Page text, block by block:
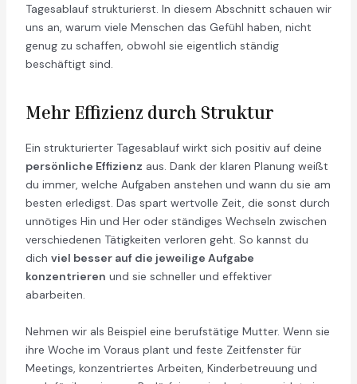
Tagesablauf strukturierst. In diesem Abschnitt schauen wir
uns an, warum viele Menschen das Gefühl haben, nicht
genug zu schaffen, obwohl sie eigentlich ständig
beschäftigt sind.
Mehr Effizienz durch Struktur
Ein strukturierter Tagesablauf wirkt sich positiv auf deine
persönliche Effizienz aus. Dank der klaren Planung weißt
du immer, welche Aufgaben anstehen und wann du sie am
besten erledigst. Das spart wertvolle Zeit, die sonst durch
unnötiges Hin und Her oder ständiges Wechseln zwischen
verschiedenen Tätigkeiten verloren geht. So kannst du
dich viel besser auf die jeweilige Aufgabe
konzentrieren und sie schneller und effektiver
abarbeiten.
Nehmen wir als Beispiel eine berufstätige Mutter. Wenn sie
ihre Woche im Voraus plant und feste Zeitfenster für
Meetings, konzentriertes Arbeiten, Kinderbetreuung und